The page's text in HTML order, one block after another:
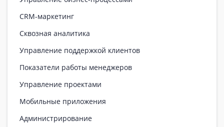
CRM-маркетинг
Сквозная аналитика
Управление поддержкой клиентов
Показатели работы менеджеров
Управление проектами
Мобильные приложения
Администрирование